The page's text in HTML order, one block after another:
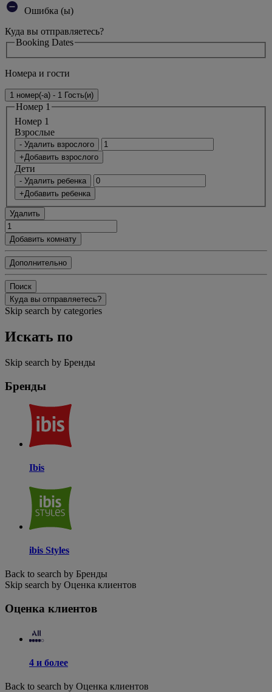
Ошибка (ы)
Куда вы отправляетесь?
Booking Dates
Номера и гости
1 номер(-а) - 1 Гость(и)
Номер 1
Номер 1
Bзрослые
- Удалить взрослого
+Добавить взрослого
Дети
- Удалить ребенка
+Добавить ребенка
Удалить
Добавить комнату
Дополнительно
Поиск
Куда вы отправляетесь?
Skip search by categories
Искать по
Skip search by Бренды
Бренды
Ibis
ibis Styles
Back to search by Бренды
Skip search by Оценка клиентов
Оценка клиентов
4 и более
Back to search by Оценка клиентов